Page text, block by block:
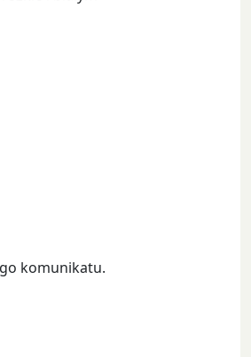
komunikatu.